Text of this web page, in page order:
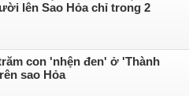
lên Sao Hỏa chỉ trong 2
con 'nhện đen' ở 'Thành
sao Hỏa